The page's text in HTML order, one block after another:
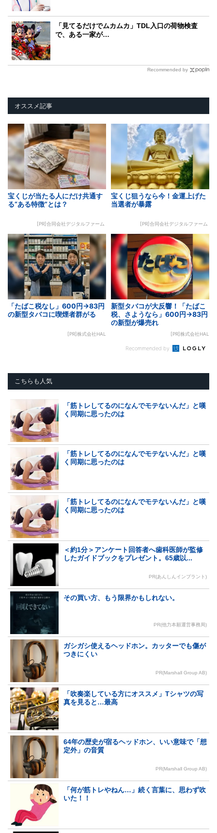
「見てるだけでムカムカ」TDL入口の荷物検査
で、ある一家が…
Recommended by
オススメ記事
宝くじが当たる人にだけ共通す
る“ある特徴”とは？
[PR]合同会社デジタルファーム
宝くじ狙うなら今！金運上げた
当選者が暴露
[PR]合同会社デジタルファーム
「たばこ税なし」600円→83円
の新型タバコに喫煙者群がる
[PR]株式会社HAL
新型タバコが大反響！「たばこ
税、さようなら」600円→83円
の新型が爆売れ
[PR]株式会社HAL
Recommended by
こちらも人気
「筋トレしてるのになんでモテないんだ」と嘆
く同期に思ったのは
「筋トレしてるのになんでモテないんだ」と嘆
く同期に思ったのは
「筋トレしてるのになんでモテないんだ」と嘆
く同期に思ったのは
＜約1分＞アンケート回答者へ歯科医師が監修
したガイドブックをプレゼント。65歳以...
PR(あんしんインプラント)
その買い方、もう限界かもしれない。
PR(他力本願運営事務局)
ガシガシ使えるヘッドホン。カッターでも傷が
つきにくい
PR(Marshall Group AB)
「吹奏楽している方にオススメ」Tシャツの写
真を見ると…最高
64年の歴史が宿るヘッドホン、いい意味で「想
定外」の音質
PR(Marshall Group AB)
「何が筋トレやねん…」続く言葉に、思わず吹
いた！！